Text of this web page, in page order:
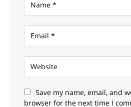
Save my name, email, and
browser for the next time I